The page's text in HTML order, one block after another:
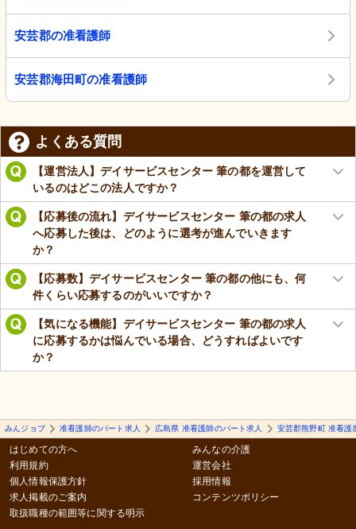
安芸郡の准看護師
安芸郡海田町の准看護師
よくある質問
【運営法人】デイサービスセンター 筆の都を運営して
いるのはどこの法人ですか？
【応募後の流れ】デイサービスセンター 筆の都の求人
へ応募した後は、どのように選考が進んでいきます
か？
【応募数】デイサービスセンター 筆の都の他にも、何
件くらい応募するのがいいですか？
【気になる機能】デイサービスセンター 筆の都の求人
に応募するかは悩んでいる場合、どうすればよいです
か？
みんジョブ 准看護師のパート求人 広島県 准看護師のパート求人 安芸郡熊野町 准看護
はじめての方へ
利用規約
個人情報保護方針
求人掲載のご案内
取扱職種の範囲等に関する明示
みんなの介護
運営会社
採用情報
コンテンツポリシー